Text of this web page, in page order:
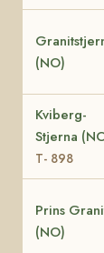
(NO)
Kviberg-
Stjerna
T- 898
Prins
(NO)